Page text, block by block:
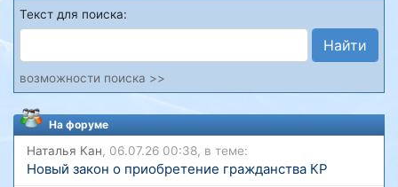
Текст для поиска:
Найти
возможности поиска >>
На форуме
Наталья Кан, 06.07.26 00:38, в теме:
Новый закон о приобретение гражданства КР